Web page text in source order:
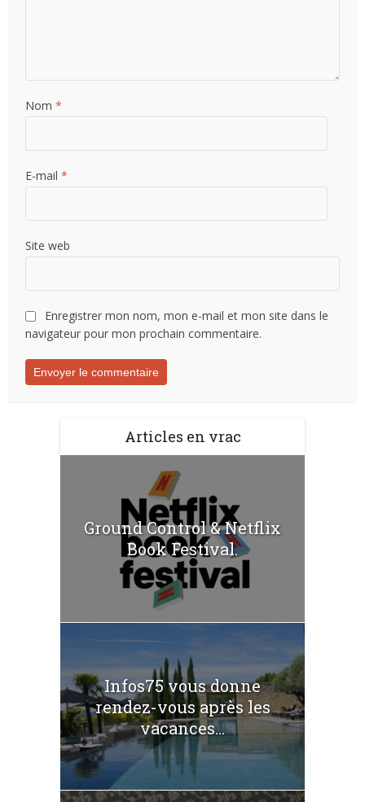
Nom*
E-mail*
Site web
Enregistrer mon nom, mon e-mail et mon site dans le
navigateur pour mon prochain commentaire.
Articles en vrac
Ground Control & Netflix
Book Festival.
Infos75 vous donne
rendez-vous après les
vacances...